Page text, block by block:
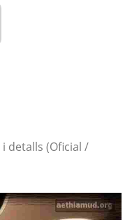
detalls (Oficial /